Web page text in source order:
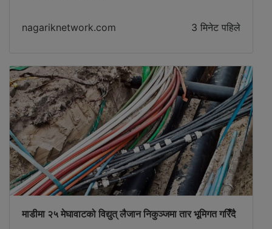
nagariknetwork.com 3 मिनेट पहिले
माडीमा २५ मेघावाटको विद्युत् लैजान निकुञ्जमा तार भूमिगत गरिँदै